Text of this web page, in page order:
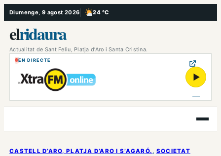
Vés
al
contingut
Diumenge, 9 agost 2026 24 °C
, Poc ennuvolat
elridaura
Actualitat de Sant Feliu, Platja d’Aro i Santa Cristina.
EN DIRECTE
▶
Obre
el
CASTELL D’ARO, PLATJA D’ARO I S’AGARÓ. , SOCIETAT